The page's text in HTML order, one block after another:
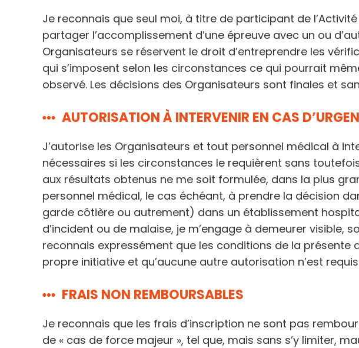
Je reconnais que seul moi, à titre de participant de
partager l’accomplissement d’une épreuve avec un ou
Organisateurs se réservent le droit d’entreprendre les
qui s’imposent selon les circonstances ce qui pourrait
observé. Les décisions des Organisateurs sont finales et
AUTORISATION À INTERVENIR EN CAS
J’autorise les Organisateurs et tout personnel médical à
nécessaires si les circonstances le requièrent sans
aux résultats obtenus ne me soit formulée, dans la plus
personnel médical, le cas échéant, à prendre la décision
garde côtière ou autrement) dans un établissement
d’incident ou de malaise, je m’engage à demeurer visible,
reconnais expressément que les conditions de la
propre initiative et qu’aucune autre autorisation n’est
FRAIS NON REMBOURSABLES
Je reconnais que les frais d’inscription ne sont pas
de « cas de force majeur », tel que, mais sans s’y limiter,